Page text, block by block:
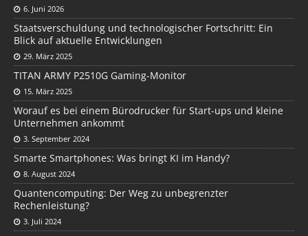
6. Juni 2026
Staatsverschuldung und technologischer Fortschritt: Ein
Blick auf aktuelle Entwicklungen
29. März 2025
TITAN ARMY P2510G Gaming-Monitor
15. März 2025
Worauf es bei einem Bürodrucker für Start-ups und kleine
Unternehmen ankommt
3. September 2024
Smarte Smartphones: Was bringt KI im Handy?
8. August 2024
Quantencomputing: Der Weg zu unbegrenzter
Rechenleistung?
3. Juli 2024